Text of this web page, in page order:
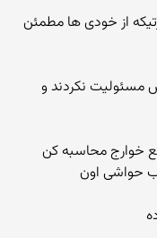
از خودی ها مطمئن
مسئولیت نکردند و
خوارج محاسبه کن
حواشی اون